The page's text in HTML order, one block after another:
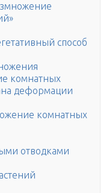
способ
комнатных
деформации
комнатных
отводками